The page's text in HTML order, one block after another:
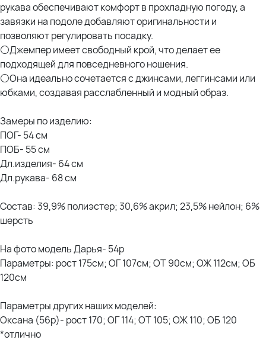
рукава обеспечивают комфорт в прохладную погоду, а
завязки на подоле добавляют оригинальности и
позволяют регулировать посадку.
⚪Джемпер имеет свободный крой, что делает ее
подходящей для повседневного ношения.
⚪Она идеально сочетается с джинсами, леггинсами или
юбками, создавая расслабленный и модный образ.
Замеры по изделию:
ПОГ- 54 см
ПОБ- 55 см
Дл.изделия- 64 см
Дл.рукава- 68 см
Состав: 39,9% полиэстер; 30,6% акрил; 23,5% нейлон; 6%
шерсть
На фото модель Дарья- 54р
Параметры: рост 175см; ОГ 107см; ОТ 90см; ОЖ 112см; ОБ
120см
Параметры других наших моделей:
Оксана (56р)- рост 170; ОГ 114; ОТ 105; ОЖ 110; ОБ 120
*отлично